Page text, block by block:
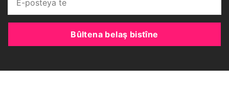
Bûltena belaş bistîne